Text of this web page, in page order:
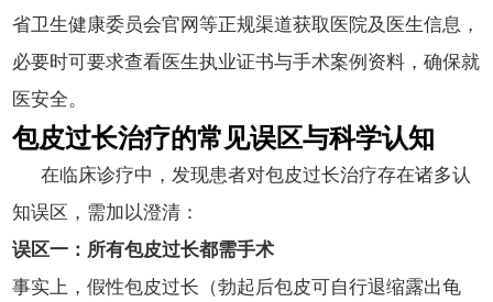
省卫生健康委员会官网等正规渠道获取医院及医生信息，
必要时可要求查看医生执业证书与手术案例资料，确保就
医安全。
包皮过长治疗的常见误区与科学认知
在临床诊疗中，发现患者对包皮过长治疗存在诸多认
知误区，需加以澄清：
误区一：所有包皮过长都需手术
事实上，假性包皮过长（勃起后包皮可自行退缩露出龟